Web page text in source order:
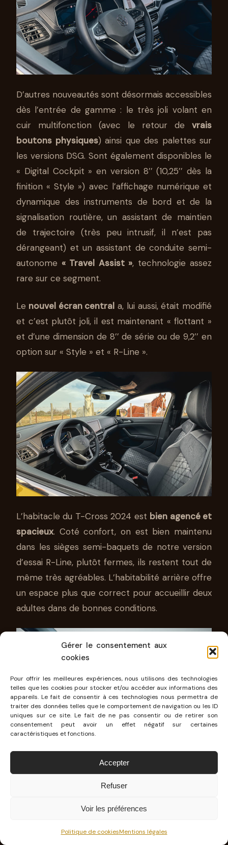
Gérer le consentement aux
cookies
Pour offrir les meilleures expériences, nous utilisons des technologies
telles que les cookies pour stocker et/ou accéder aux informations des
appareils. Le fait de consentir à ces technologies nous permettra de
traiter des données telles que le comportement de navigation ou les ID
uniques sur ce site. Le fait de ne pas consentir ou de retirer son
consentement peut avoir un effet négatif sur certaines
caractéristiques et fonctions.
Accepter
Refuser
Voir les préférences
Politique de cookiesMentions légales
D’autres nouveautés sont désormais accessibles
dès l’entrée de gamme : le très joli volant en
cuir multifonction (avec le retour de vrais
boutons physiques) ainsi que des palettes sur
les versions DSG. Sont également disponibles le
« Digital Cockpit » en version 8’’ (10,25’’ dès la
finition « Style ») avec l’affichage numérique et
dynamique des instruments de bord et de la
signalisation routière, un assistant de maintien
de trajectoire (très peu intrusif, il n’est pas
dérangeant) et un assistant de conduite semi-
autonome« Travel Assist », technologie assez
rare sur ce segment.
Le nouvel écran central a, lui aussi, était modifié
et c’est plutôt joli, il est maintenant « flottant »
et d’une dimension de 8’’ de série ou de 9,2’’ en
option sur « Style » et « R-Line ».
L’habitacle du T-Cross 2024 est bien agencé et
spacieux. Coté confort, on est bien maintenu
dans les sièges semi-baquets de notre version
d’essai R-Line, plutôt fermes, ils restent tout de
même très agréables. L’habitabilité arrière offre
un espace plus que correct pour accueillir deux
adultes dans de bonnes conditions.